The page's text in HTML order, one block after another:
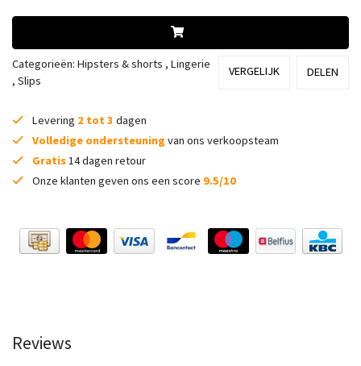
Categorieën: Hipsters & shorts , Lingerie
, Slips
VERGELIJK DELEN
Levering 2 tot 3 dagen
Volledige ondersteuning van ons verkoopsteam
Gratis 14 dagen retour
Onze klanten geven ons een score 9.5/10
Reviews